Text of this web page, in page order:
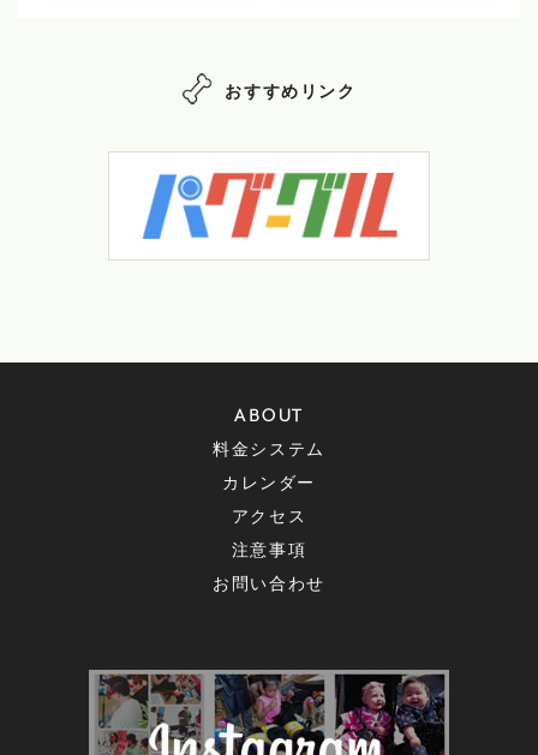
おすすめリンク
ABOUT
料金システム
カレンダー
アクセス
注意事項
お問い合わせ